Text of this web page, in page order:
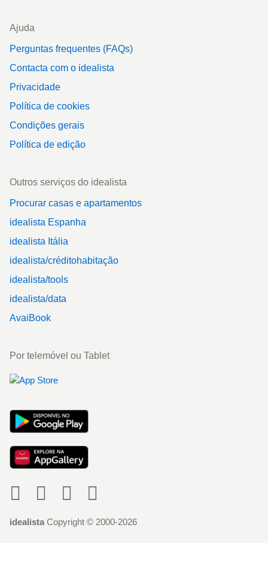
Ajuda
Perguntas frequentes (FAQs)
Contacta com o idealista
Privacidade
Política de cookies
Condições gerais
Política de edição
Outros serviços do idealista
Procurar casas e apartamentos
idealista Espanha
idealista Itália
idealista/créditohabitação
idealista/tools
idealista/data
AvaiBook
Por telemóvel ou Tablet
idealista Copyright © 2000-2026